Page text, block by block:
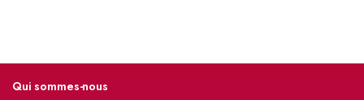
Qui sommes-nous